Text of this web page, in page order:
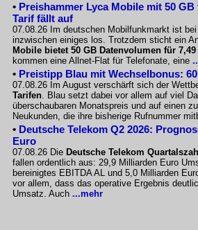
• Preishammer Lyca Mobile mit 50
Tarif fällt auf
07.08.26 Im deutschen Mobilfunkmarkt ist
inzwischen einiges los. Trotzdem sticht ein
Mobile bietet 50 GB Datenvolumen für
kommen eine Allnet-Flat für Telefonate, eine
• Preistipp Blau mit Wechselbonus:
07.08.26 Im August verschärft sich der
Tarifen. Blau setzt dabei vor allem auf viel
überschaubaren Monatspreis und auf einen
Neukunden, die ihre bisherige Rufnummer
• Deutsche Telekom Q2 2026:
Euro
07.08.26 Die Deutsche Telekom
fallen ordentlich aus: 29,9 Milliarden Euro
bereinigtes EBITDA AL und 5,0 Milliarden
vor allem, dass das operative Ergebnis
Umsatz. Auch ...mehr